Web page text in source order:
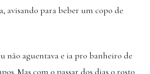
avisando para beber um copo de
não aguentava e ia pro banheiro de
Mas com o passar dos dias o rosto